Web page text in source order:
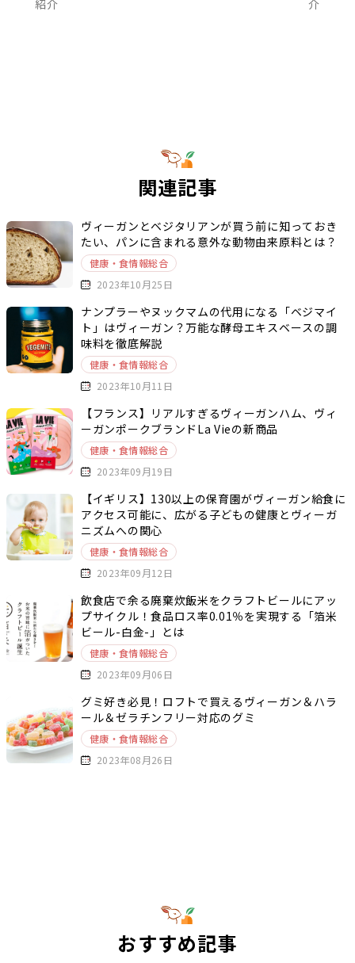
紹介 介
関連記事
ヴィーガンとベジタリアンが買う前に知っておき
たい、パンに含まれる意外な動物由来原料とは？
健康・食情報総合
2023年10月25日
ナンプラーやヌックマムの代用になる「ベジマイ
ト」はヴィーガン？万能な酵母エキスベースの調
味料を徹底解説
健康・食情報総合
2023年10月11日
【フランス】リアルすぎるヴィーガンハム、ヴィ
ーガンポークブランドLa Vieの新商品
健康・食情報総合
2023年09月19日
【イギリス】130以上の保育園がヴィーガン給食に
アクセス可能に、広がる子どもの健康とヴィーガ
ニズムへの関心
健康・食情報総合
2023年09月12日
飲食店で余る廃棄炊飯米をクラフトビールにアッ
プサイクル！食品ロス率0.01％を実現する「箔米
ビール-白金-」とは
健康・食情報総合
2023年09月06日
グミ好き必見！ロフトで買えるヴィーガン＆ハラ
ール＆ゼラチンフリー対応のグミ
健康・食情報総合
2023年08月26日
おすすめ記事